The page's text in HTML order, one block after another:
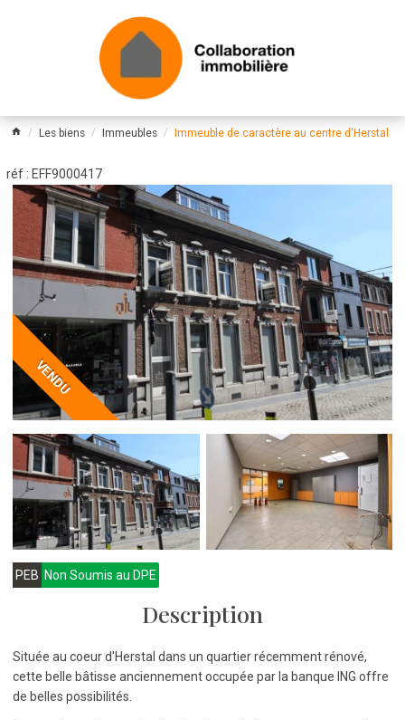
Les biens Immeubles Immeuble de caractère au centre d'Herstal
réf : EFF9000417
VENDU
PEB Non Soumis au DPE
Description
Située au coeur d'Herstal dans un quartier récemment rénové,
cette belle bâtisse anciennement occupée par la banque ING offre
de belles possibilités.